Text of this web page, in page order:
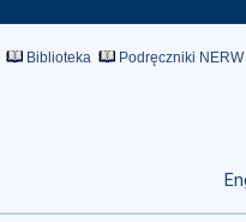
Biblioteka Podręczniki NERW